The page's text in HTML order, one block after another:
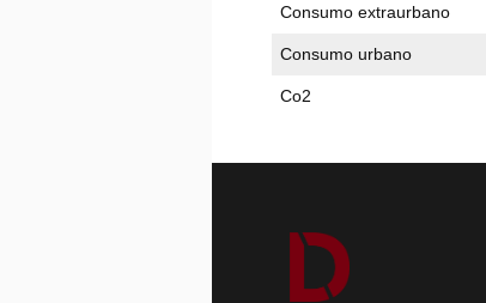
Consumo extraurbano
Consumo urbano
Co2